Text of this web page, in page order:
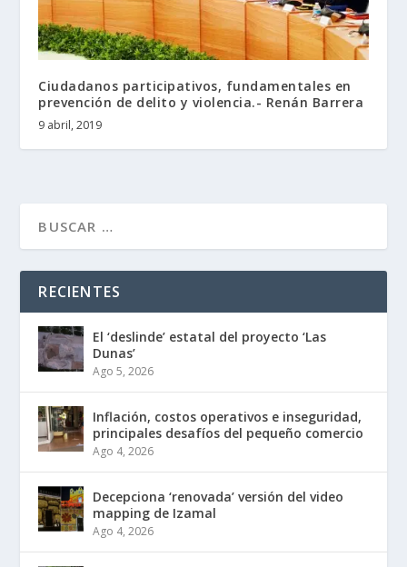
Ciudadanos participativos, fundamentales en
prevención de delito y violencia.- Renán Barrera
9 abril, 2019
RECIENTES
El ‘deslinde’ estatal del proyecto ‘Las
Dunas’
Ago 5, 2026
Inflación, costos operativos e inseguridad,
principales desafíos del pequeño comercio
Ago 4, 2026
Decepciona ‘renovada’ versión del video
mapping de Izamal
Ago 4, 2026